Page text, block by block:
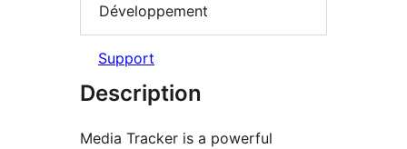
Développement
Support
Description
Media Tracker is a powerful